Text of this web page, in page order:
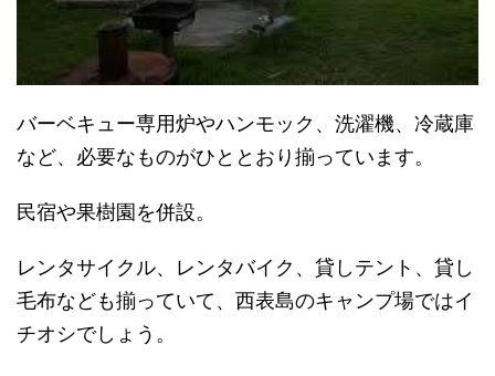
バーベキュー専用炉やハンモック、洗濯機、冷蔵庫
など、 必要なものがひととおり揃っています。
民宿や果樹園を併設。
レンタサイクル、レンタバイク、貸しテント、 貸し
毛布なども揃っていて、 西表島のキャンプ場ではイ
チオシでしょう。